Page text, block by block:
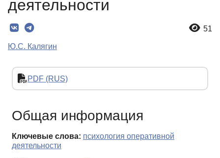
деятельности
51
Ю.С. Калягин
PDF (RUS)
Общая информация
Ключевые слова: психология оперативной
деятельности